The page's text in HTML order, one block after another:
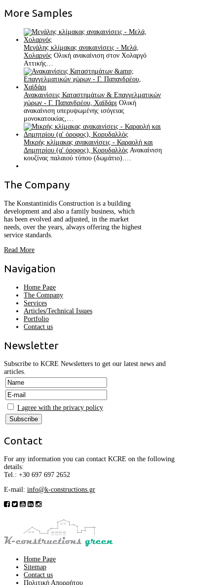
More Samples
Μεγάλης κλίμακας ανακαινίσεις - Μελά,
Χολαργός Ολική ανακαίνιση στον Χολαργό
Αττικής…
Ανακαινίσεις Καταστημάτων & Επαγγελματικών
χώρων - Γ. Παπανδρέου, Χαϊδάρι Ολική
ανακαίνιση υπερυψωμένης ισόγειας
μονοκατοικίας,…
Μικρής κλίμακας ανακαινίσεις - Καραολή και
Δημητρίου (α' όροφος), Κορυδαλλός Ανακαίνιση
κουζίνας παλαιού τύπου (δωμάτιο).…
The Company
The Konstantinidis Construction is a building
development and also a family business, which
has been evolved and adjusted, in the market
needs, over the years, always offering the highest
service standards.
Read More
Navigation
Home Page
The Company
Services
Articles/Technical Issues
Portfolio
Contact us
Newsletter
Subscribe to KCRE Newsletters to get our latest news and
articles.
I agree with the privacy policy
Contact
For any information you can contact KCRE on the following
details:
Tel.: +30 697 697 2652
E-mail: info@k-constructions.gr
Home Page
Sitemap
Contact us
Πολιτική Απορρήτου